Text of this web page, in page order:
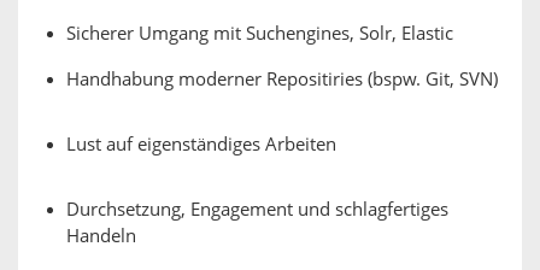
Sicherer Umgang mit Suchengines, Solr, Elastic
Handhabung moderner Repositiries (bspw. Git, SVN)
Lust auf eigenständiges Arbeiten
Durchsetzung, Engagement und schlagfertiges
Handeln